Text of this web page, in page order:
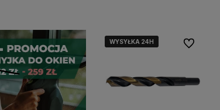
WYSYŁKA 24H
WYSYŁKA 24H
WYSYŁKA 24H Do